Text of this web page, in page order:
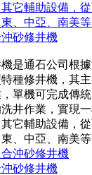
它輔助設備，
、中亞、南美等
砂修井機
是通石公司根
種修井機，其
單機可完成傳
井作業，實現
它輔助設備，
、中亞、南美等
砂修井機